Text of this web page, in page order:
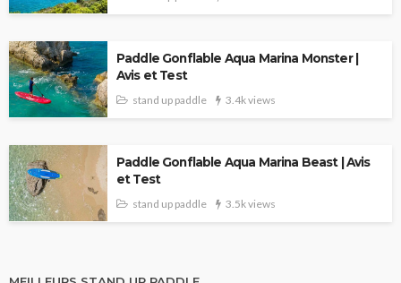
Paddle Gonflable Aqua Marina Monster |
Avis et Test
stand up paddle 3.4k views
Paddle Gonflable Aqua Marina Beast | Avis
et Test
stand up paddle 3.5k views